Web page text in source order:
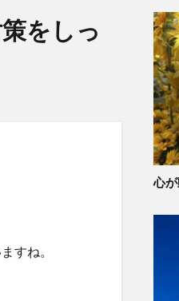
をしっ
すね。
心